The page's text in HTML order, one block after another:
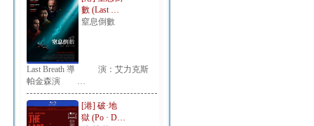
數 (Last …
窒息倒數
Last Breath 導 演：艾力克斯
帕金森演 …
[港] 破·地
獄 (Po · D…